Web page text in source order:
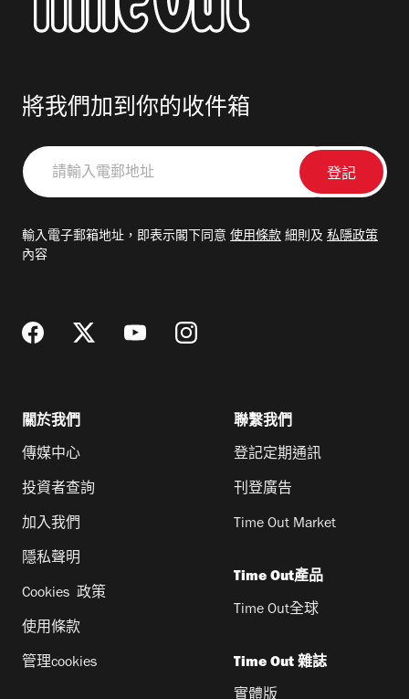
將我們加到你的收件箱
請
輸
郵
輸入電子郵箱地址，即表示閣下同意 使用條款 細則及 私隱政策
內容
關於我們
傳媒中心
投資者查詢
加入我們
隱私聲明
Cookies 政策
使用條款
管理cookies
聯繫我們
登記定期通訊
刊登廣告
Time Out Market
Time Out產品
Time Out全球
Time Out 雜誌
實體版